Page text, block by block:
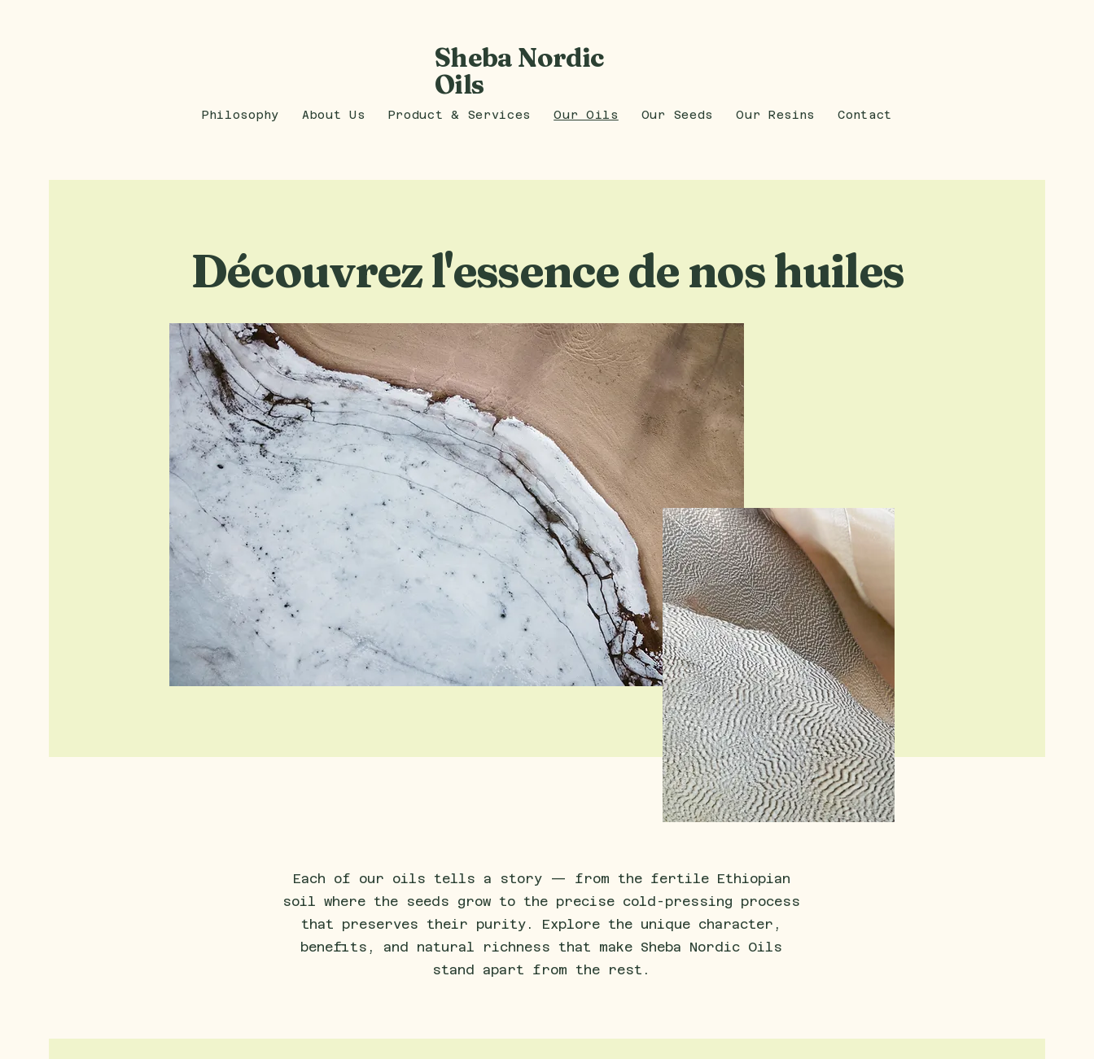
Sheba Nordic
Oils
Philosophy About Us Product & Services Our Oils Our Seeds Our Resins Contact
Découvrez l'essence de nos huiles
Each of our oils tells a story — from the fertile Ethiopian
soil where the seeds grow to the precise cold-pressing process
that preserves their purity. Explore the unique character,
benefits, and natural richness that make Sheba Nordic Oils
stand apart from the rest.